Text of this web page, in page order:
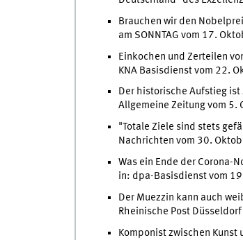
Brauchen wir den
am SONNTAG vom 17.
Einkochen und Zerteilen
KNA Basisdienst vom 22.
Der historische Aufstieg
Allgemeine Zeitung vom 5.
"Totale Ziele sind stets
Nachrichten vom 30.
Was ein Ende der Corona-
in: dpa-Basisdienst vom
Der Muezzin kann auch
Rheinische Post
Komponist zwischen